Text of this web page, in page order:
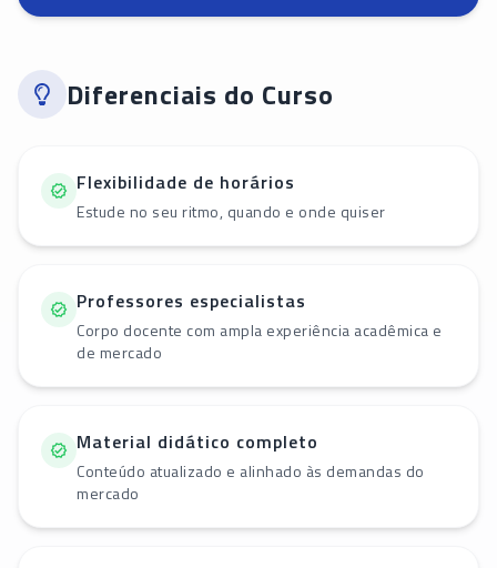
Diferenciais do Curso
Flexibilidade de horários
Estude no seu ritmo, quando e onde quiser
Professores especialistas
Corpo docente com ampla experiência acadêmica e
de mercado
Material didático completo
Conteúdo atualizado e alinhado às demandas do
mercado